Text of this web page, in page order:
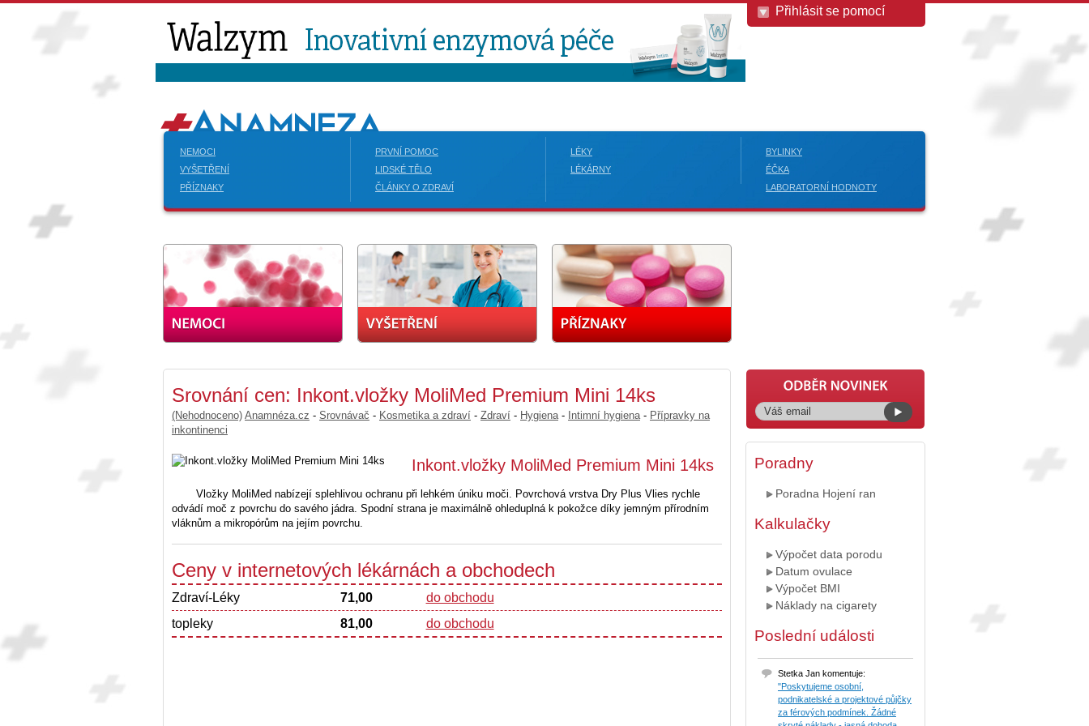
Přihlásit se pomocí
NEMOCI
VYŠETŘENÍ
PŘÍZNAKY
PRVNÍ POMOC
LIDSKÉ TĚLO
ČLÁNKY O ZDRAVÍ
LÉKY
LÉKÁRNY
BYLINKY
ÉČKA
LABORATORNÍ HODNOTY
Srovnání cen: Inkont.vložky MoliMed Premium Mini 14ks
(Nehodnoceno) Anamnéza.cz - Srovnávač - Kosmetika a zdraví - Zdraví - Hygiena - Intimní hygiena - Přípravky na
inkontinenci
Inkont.vložky MoliMed Premium Mini 14ks
Vložky MoliMed nabízejí splehlivou ochranu při lehkém úniku moči. Povrchová vrstva Dry Plus Vlies rychle
odvádí moč z povrchu do savého jádra. Spodní strana je maximálně ohleduplná k pokožce díky jemným přírodním
vláknům a mikropórům na jejím povrchu.
Ceny v internetových lékárnách a obchodech
Zdraví-Léky 71,00
do obchodu
topleky
81,00 do obchodu
Poradny
Poradna Hojení ran
Kalkulačky
Výpočet data porodu
Datum ovulace
Výpočet BMI
Náklady na cigarety
Poslední události
Stetka Jan komentuje:
"Poskytujeme osobní,
podnikatelské a projektové půjčky
za férových podmínek. Žádné